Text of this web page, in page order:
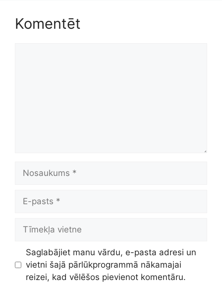
Komentēt
pasts
vietne
Saglabājiet manu vārdu, e-pasta adresi un
vietni šajā pārlūkprogrammā nākamajai
reizei, kad vēlēšos pievienot komentāru.